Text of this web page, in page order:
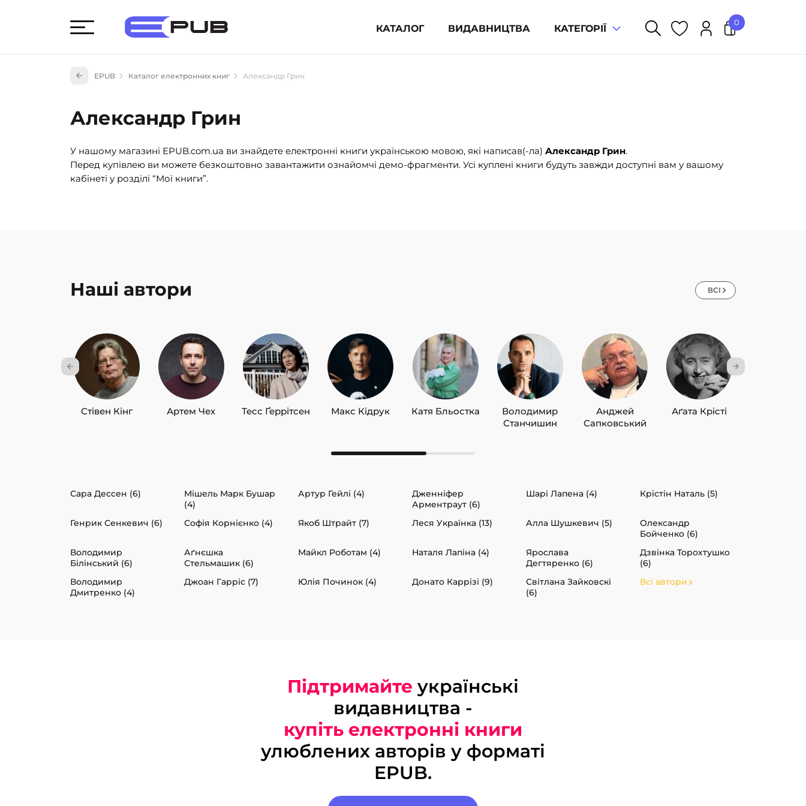
КАТАЛОГ ВИДАВНИЦТВА КАТЕГОРІЇ
Художня література (1854)
(527)
0
У кошику немає товарів.
EPUB Каталог електронних книг Александр Грин
Александр Грин
У нашому магазині EPUB.com.ua ви знайдете електронні книги українською мовою, які написав(-ла) Александр Грин.
Перед купівлею ви можете безкоштовно завантажити ознайомчі демо-фрагменти. Усі куплені книги будуть завжди доступні вам у вашому
кабінеті у розділі “Мої книги”.
Наші автори ВСІ
Стівен Кінг Артем Чех Тесс Ґеррітсен Макс Кідрук Катя Бльостка
Володимир
Станчишин
Анджей
Сапковський
Аґата Крісті
Сара Дессен (6)
Мішель Марк Бушар
(4)
Артур Гейлі (4)
Дженніфер
Арментраут (6)
Шарі Лапена (4) Крістін Наталь (5)
Генрик Сенкевич (6) Софія Корнієнко (4) Якоб Штрайт (7) Леся Українка (13) Алла Шушкевич (5)
Олександр
Бойченко (6)
Володимир
Білінський (6)
Аґнєшка
Стельмашик (6)
Майкл Роботам (4) Наталя Лапіна (4)
Ярослава
Дегтяренко (6)
Дзвінка Торохтушко
(6)
Володимир
Дмитренко (4)
Джоан Гарріс (7) Юлія Починок (4) Донато Каррізі (9)
Світлана Зайковскі
(6)
Всі автори
Підтримайте українські
видавництва -
купіть електронні книги
улюблених авторів у форматі
EPUB.